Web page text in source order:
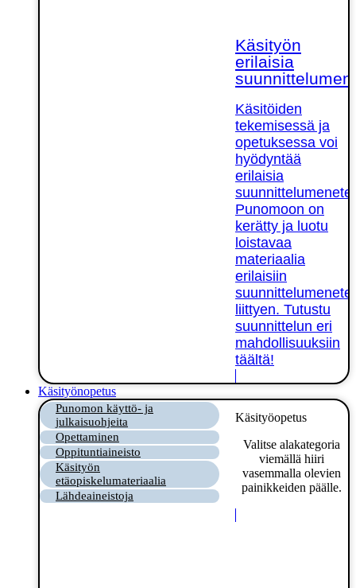
Käsityön
erilaisia
Käsitöiden
tekemisessä ja
opetuksessa voi
hyödyntää
erilaisia
Punomoon on
kerätty ja luotu
loistavaa
materiaalia
erilaisiin
liittyen. Tutustu
suunnittelun eri
mahdollisuuksiin
täältä!
Käsityönopetus
Punomon käyttö- ja
julkaisuohjeita
Opettaminen
Oppituntiaineisto
Käsityön
etäopiskelumateriaalia
Lähdeaineistoja
Käsityöopetus
Valitse alakategoria
viemällä hiiri
vasemmalla olevien
painikkeiden päälle.